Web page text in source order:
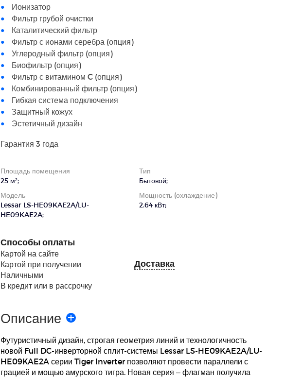
Ионизатор
Фильтр грубой очистки
Каталитический фильтр
Фильтр с ионами серебра (опция)
Углеродный фильтр (опция)
Биофильтр (опция)
Фильтр с витамином C (опция)
Комбинированный фильтр (опция)
Гибкая система подключения
Защитный кожух
Эстетичный дизайн
Гарантия 3 года
Площадь помещения
25 м²;
Тип
Бытовой;
Модель
Lessar LS-HE09KAE2A/LU-
HE09KAE2A;
Мощность (охлаждение)
2.64 кВт;
Способы оплаты
Картой на сайте
Картой при получении
Наличными
В кредит или в рассрочку
Доставка
Описание
Футуристичный дизайн, строгая геометрия линий и технологичность
новой Full DC-инверторной сплит-системы Lessar LS-HE09KAE2A/LU-
HE09KAE2A серии Tiger Inverter позволяют провести параллели с
грацией и мощью амурского тигра. Новая серия – флагман получила